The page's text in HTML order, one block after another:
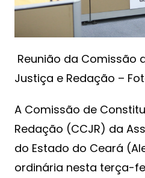
Reunião da Comissão
Justiça e Redação –
A Comissão de
Redação (CCJR) da
do Estado do Ceará
ordinária nesta terça-